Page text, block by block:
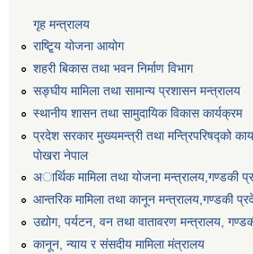
गृह मन्त्रालय
राष्टि्ृय योजना आयोग
शहरी बिकास तथा भवन निर्माण विभाग
सङ्घीय मामिला तथा सामान्य प्रशासन मन्त्रालय
स्थानीय शासन तथा सामुदायिक विकास कार्यक्रम
प्रदेश सरकार मुख्यमन्त्री तथा मन्त्रिपरिषद्को
पाेखरा नेपाल
अार्थिक मामिला तथा योजना मन्त्रालय,गण्डकी
आन्तरिक मामिला तथा कानून मन्त्रालय,गण्डकी
उद्योग, पर्यटन, वन तथा वातावरण मन्त्रालय,
कानून, न्याय र संसदीय मामिला मंत्रालय